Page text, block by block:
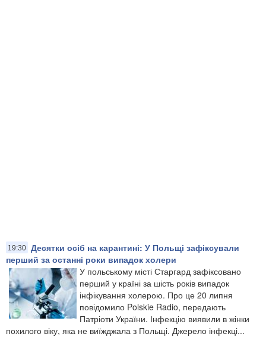
19:30 Десятки осіб на карантині: У Польщі зафіксували
перший за останні роки випадок холери
У польському місті Старгард зафіксовано
перший у країні за шість років випадок
інфікування холерою. Про це 20 липня
повідомило Polskie Radio, передають
Патріоти України. Інфекцію виявили в жінки
похилого віку, яка не виїжджала з Польщі. Джерело інфекці...